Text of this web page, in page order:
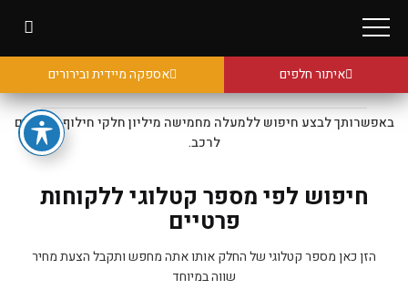
איתור חלפים אספקה מיידית ובירורים
באפשרותך לבצע חיפוש ללמעלה מחמישה מיליון חלקי חילוף מקוריים
לרכב.
חיפוש לפי מספר קטלוגי ללקוחות
פרטיים
הזן כאן מספר קטלוגי של החלק אותו אתה מחפש ותקבל הצעת מחיר
שווה במיוחד